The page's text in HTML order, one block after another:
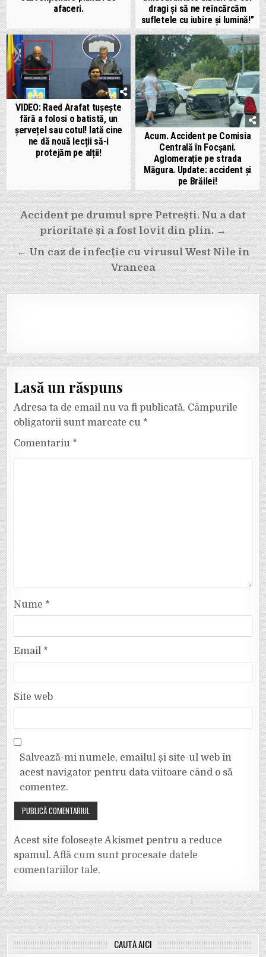
afaceri.
dragi și să ne reîncărcăm
sufletele cu iubire și lumină!”
VIDEO: Raed Arafat tușește
fără a folosi o batistă, un
șervețel sau cotul! Iată cine
ne dă nouă lecții să-i
protejăm pe alții!
Acum. Accident pe Comisia
Centrală în Focșani.
Aglomerație pe strada
Măgura. Update: accident și
pe Brăilei!
Navigare
în
articole
Accident pe drumul spre Petrești. Nu a dat
prioritate și a fost lovit din plin. →
← Un caz de infecție cu virusul West Nile în
Vrancea
Lasă un răspuns
Adresa ta de email nu va fi publicată. Câmpurile
obligatorii sunt marcate cu *
Comentariu *
Nume *
Email *
Site web
Salvează-mi numele, emailul și site-ul web în
acest navigator pentru data viitoare când o să
comentez.
Acest site folosește Akismet pentru a reduce
spamul.Află cum sunt procesate datele
comentariilor tale.
CAUTĂ AICI